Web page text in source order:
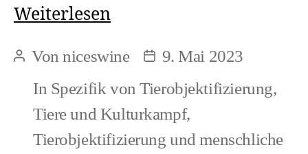
WeiterlesenWessen
Beitragsautor
Vonniceswine Beitragsdatum
9. Mai 2023
In Spezifik von Tierobjektifizierung,
Tiere und Kulturkampf,
Tierobjektifizierung und menschliche